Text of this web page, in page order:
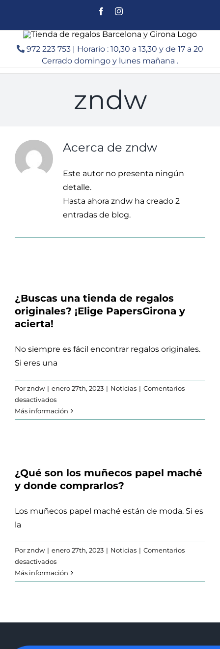
contenido
FacebookInstagram
972 223 753 | Horario : 10,30 a 13,30 y de 17 a 20
Cerrado domingo y lunes mañana .
zndw
Acerca de zndw
Este autor no presenta ningún
detalle.
Hasta ahora zndw ha creado 2
entradas de blog.
¿Buscas una tienda de regalos
originales? ¡Elige PapersGirona y
acierta!
No siempre es fácil encontrar regalos originales.
Si eres una
Porzndw | enero 27th, 2023 | Noticias | Comentarios
desactivadosen
¿Buscas
una
¡Elige
PapersGirona
acierta!
Más información
¿Qué son los muñecos papel maché
y donde comprarlos?
Los muñecos papel maché están de moda. Si es
la
Porzndw | enero 27th, 2023 | Noticias | Comentarios
desactivadosen
¿Qué
son
Más información